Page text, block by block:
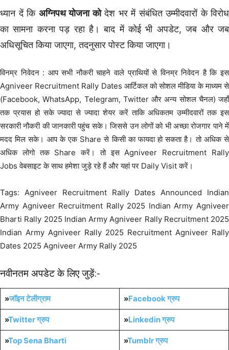
ध्यान दें कि अग्निपथ योजना कोदेश भर में संबंधित उम्मीदवारों के विरोध
का सामना करना पड़ रहा है। बाद में कोई भी अपडेट, जब और जब
अधिसूचित किया जाएगा, तदनुसार पोस्ट किया जाएगा।
विनम्र निवेदन : आप सभी नौकरी चाहने वाले प्राथियों से विनम्र निवेदन है कि इस
Agniveer Recruitment Rally Dates आर्टिकल को सोशल मीडिया के माध्यम से
(Facebook, WhatsApp, Telegram, Twitter और अन्य सोशल चैनल) जहाँ
तक प्रयास हो सके ज्यादा से ज्यादा शेयर करें ताकि अधिकतम उम्मीदवारों तक इस
सरकारी नौकरी की जानकारी पहुंच सके। जिससे उन लोगों को भी अच्छा रोजगार पाने में
मदद मिल सके। आप के एक Share से किसी का फायदा हो सकता है। तो अधिक से
अधिक लोगो तक Share करें। तो इस Agniveer Recruitment Rally
Jobs वेबसाइट के साथ हमेशा जुड़े रहे हैं और यहां पर Daily Visit करें।
Tags: Agniveer Recruitment Rally Dates Announced Indian
Army Agniveer Recruitment Rally 2025 Indian Army Agniveer
Bharti Rally 2025 Indian Army Agniveer Rally Recruitment 2025
Indian Army Agniveer Rally 2025 Recruitment Agniveer Rally
Dates 2025 Agniveer Army Rally 2025
नवीनतम अपडेट के लिए जुड़ें:-
»जॉइन टेलीग्राम »Facebook ग्रुप
»Twitter ग्रुप »Linkedin ग्रुप
»Top Sena Bharti »Tumblrग्रुप